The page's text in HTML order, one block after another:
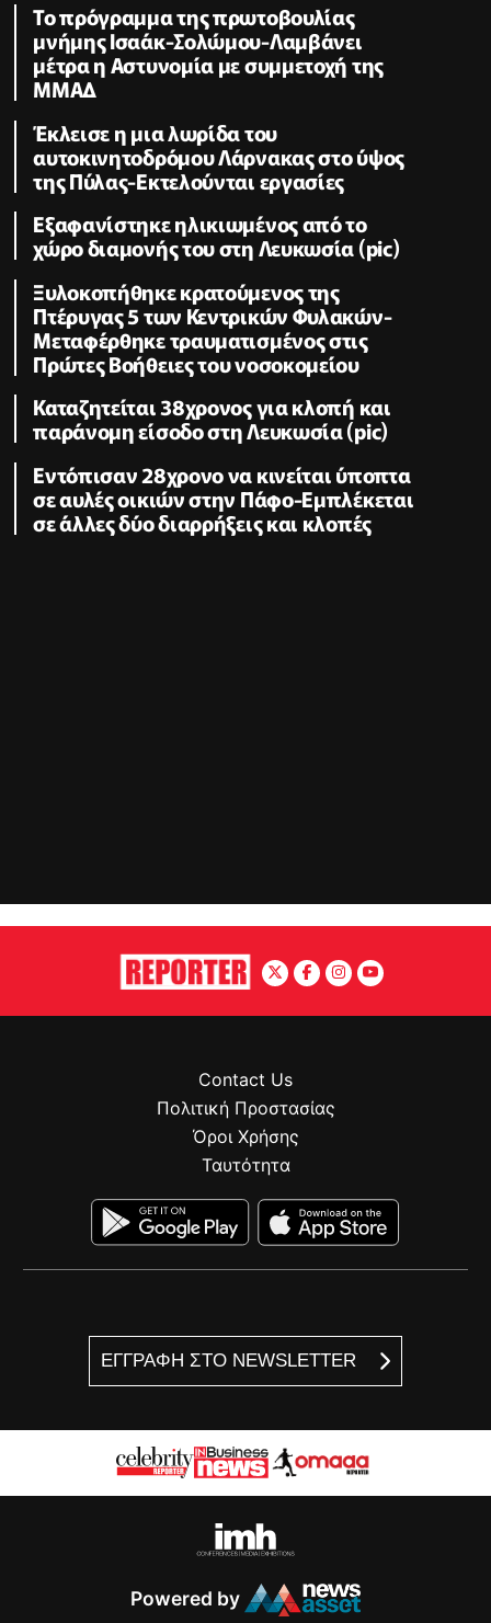
To πρόγραμμα της πρωτοβουλίας
μνήμης Ισαάκ-Σολώμου-Λαμβάνει
μέτρα η Αστυνομία με συμμετοχή της
ΜΜΑΔ
Έκλεισε η μια λωρίδα του
αυτοκινητοδρόμου Λάρνακας στο ύψος
της Πύλας-Εκτελούνται εργασίες
Εξαφανίστηκε ηλικιωμένος από το
χώρο διαμονής του στη Λευκωσία (pic)
Ξυλοκοπήθηκε κρατούμενος της
Πτέρυγας 5 των Κεντρικών Φυλακών-
Μεταφέρθηκε τραυματισμένος στις
Πρώτες Βοήθειες του νοσοκομείου
Καταζητείται 38χρονος για κλοπή και
παράνομη είσοδο στη Λευκωσία (pic)
Εντόπισαν 28χρονο να κινείται ύποπτα
σε αυλές οικιών στην Πάφο-Εμπλέκεται
σε άλλες δύο διαρρήξεις και κλοπές
ΕΓΓΡΑΦΗ ΣΤΟ NEWSLETTER
Contact Us
Πολιτική Προστασίας
Όροι Χρήσης
Ταυτότητα
Powered by